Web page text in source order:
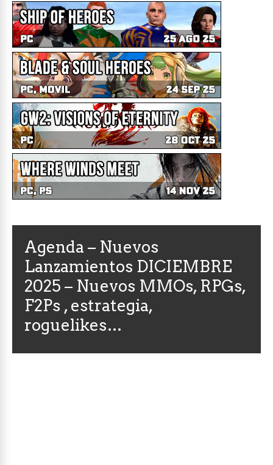
Agenda – Nuevos
Lanzamientos DICIEMBRE
2025 – Nuevos MMOs, RPGs,
F2Ps , estrategia,
roguelikes…